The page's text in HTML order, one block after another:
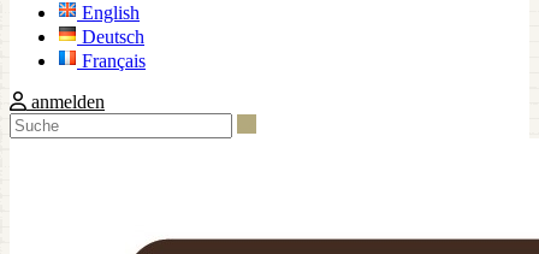
English
Deutsch
Français
anmelden